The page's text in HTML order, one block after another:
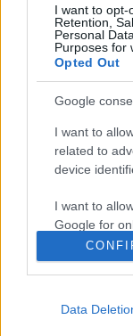
I want to opt-
Retention,
Personal
Purposes for
Opted Out
Google
I want to
related to
device
I want to
Google for
I want to
personalized
I want to
Data
cheburashka•2007.
Múlt hét
látogatott
kíséretével. A
látogatásának
(South Stream
tanulnak
•2007. december
A Rosszijszkaja